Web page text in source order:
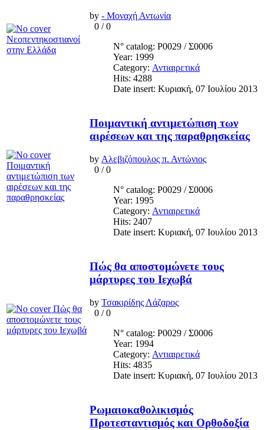
by - Μοναχή Αντωνία
0 /0
N° catalog: Ρ0029 / Σ0006
Year: 1999
Category: Αντιαιρετικά
Hits: 4288
Date insert: Κυριακή, 07 Ιουλίου 2013
Ποιμαντική αντιμετώπιση των
αιρέσεων και της παραθρησκείας
by Αλεβιζόπουλος π. Αντώνιος
0 /0
N° catalog: Ρ0029 / Σ0006
Year: 1995
Category: Αντιαιρετικά
Hits: 2407
Date insert: Κυριακή, 07 Ιουλίου 2013
Πώς θα αποστομώνετε τους
μάρτυρες του Ιεχωβά
by Τσακιρίδης Λάζαρος
0 /0
N° catalog: Ρ0029 / Σ0006
Year: 1994
Category: Αντιαιρετικά
Hits: 4835
Date insert: Κυριακή, 07 Ιουλίου 2013
Ρωμαιοκαθολικισμός
Προτεσταντισμός και Ορθοδοξία